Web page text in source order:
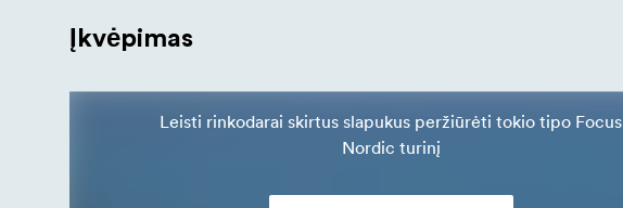
Įkvėpimas
Leisti rinkodarai skirtus slapukus peržiūrėti tokio tipo Focus
Nordic turinį